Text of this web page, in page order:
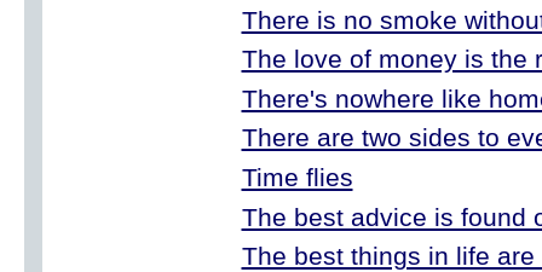
There is no smoke
The love of money is the
There's nowhere like
There are two sides to
Time flies
The best advice is found
The best things in life are